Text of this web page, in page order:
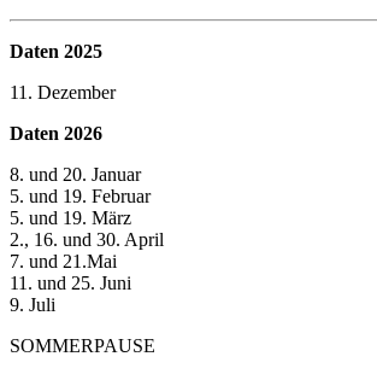
Daten 2025
11. Dezember
Daten 2026
8. und 20. Januar
5. und 19. Februar
5. und 19. März
2., 16. und 30. April
7. und 21.Mai
11. und 25. Juni
9. Juli
SOMMERPAUSE